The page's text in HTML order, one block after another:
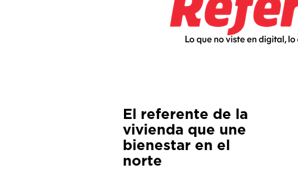
El referente de la
vivienda que une
bienestar en el
norte